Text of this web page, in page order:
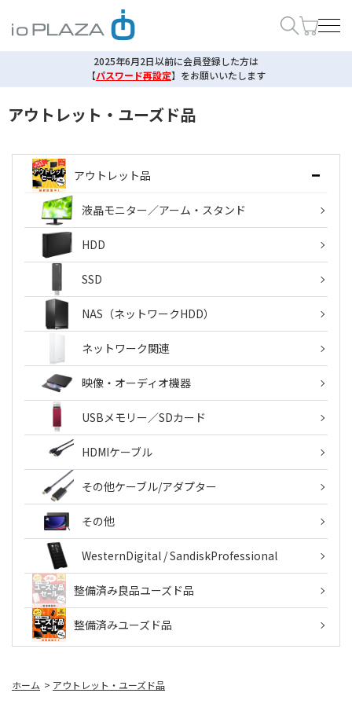
2025年6月2日以前に会員登録した方は
【パスワード再設定】 をお願いいたします
アウトレット・ユーズド品
アウトレット品
液晶モニター／アーム・スタンド
HDD
SSD
NAS（ネットワークHDD）
ネットワーク関連
映像・オーディオ機器
USBメモリー／SDカード
HDMIケーブル
その他ケーブル/アダプター
その他
WesternDigital / SandiskProfessional
整備済み良品ユーズド品
整備済みユーズド品
ホーム > アウトレット・ユーズド品